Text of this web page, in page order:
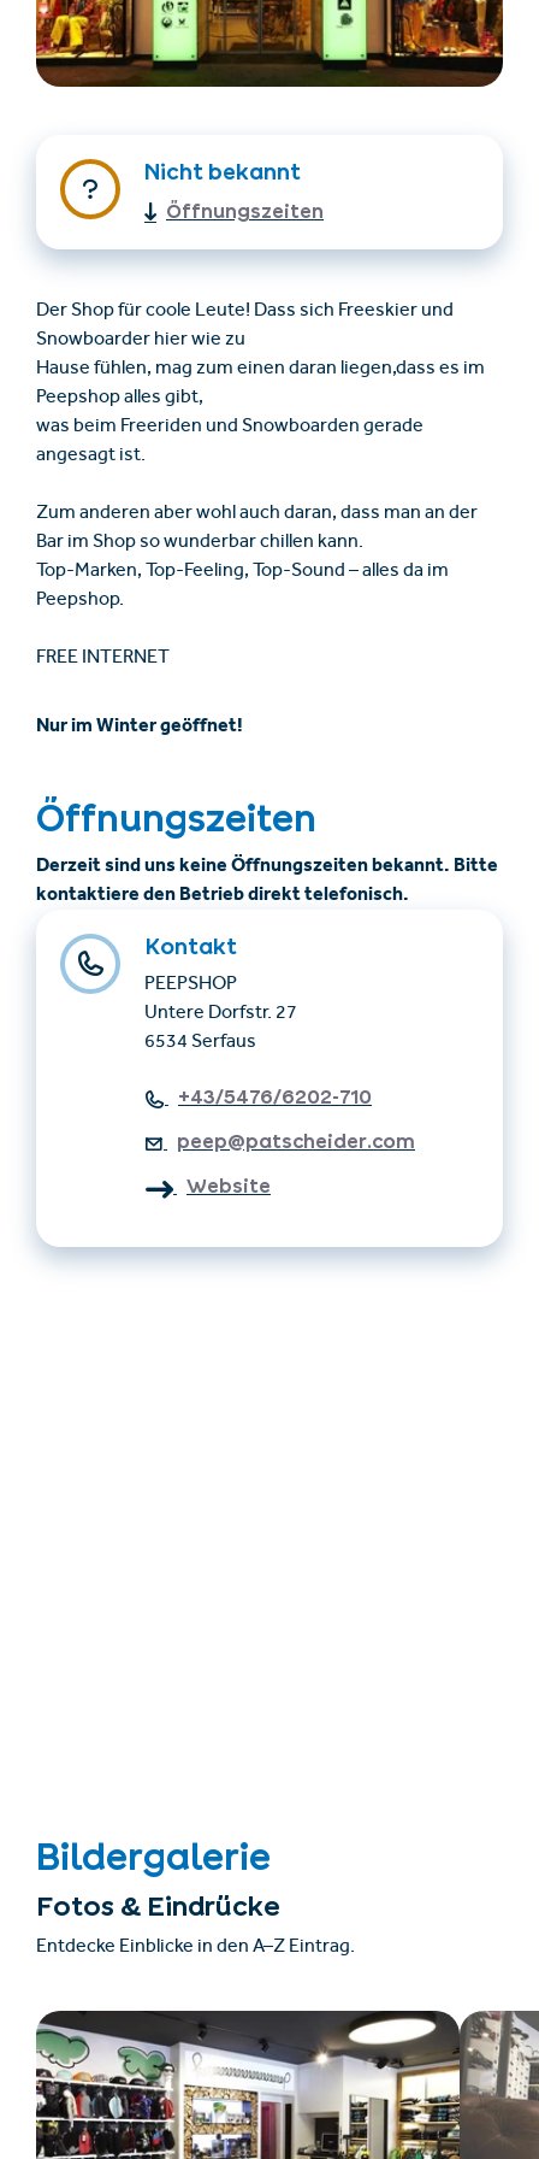
Deutsch
+43/5476/6239
info@serfaus-fiss-ladis.at
Nicht bekannt
Öffnungszeiten
Der Shop für coole Leute! Dass sich Freeskier und
Snowboarder hier wie zu
Hause fühlen, mag zum einen daran liegen,dass es im
Peepshop alles gibt,
was beim Freeriden und Snowboarden gerade
angesagt ist.
Zum anderen aber wohl auch daran, dass man an der
Bar im Shop so wunderbar chillen kann.
Top-Marken, Top-Feeling, Top-Sound – alles da im
Peepshop.
FREE INTERNET
Nur im Winter geöffnet!
Öffnungszeiten
Derzeit sind uns keine Öffnungszeiten bekannt. Bitte
kontaktiere den Betrieb direkt telefonisch.
Kontakt
PEEPSHOP
Untere Dorfstr. 27
6534 Serfaus
+43/5476/6202-710
peep@patscheider.com
Website
Bildergalerie
Fotos & Eindrücke
Entdecke Einblicke in den A–Z Eintrag.